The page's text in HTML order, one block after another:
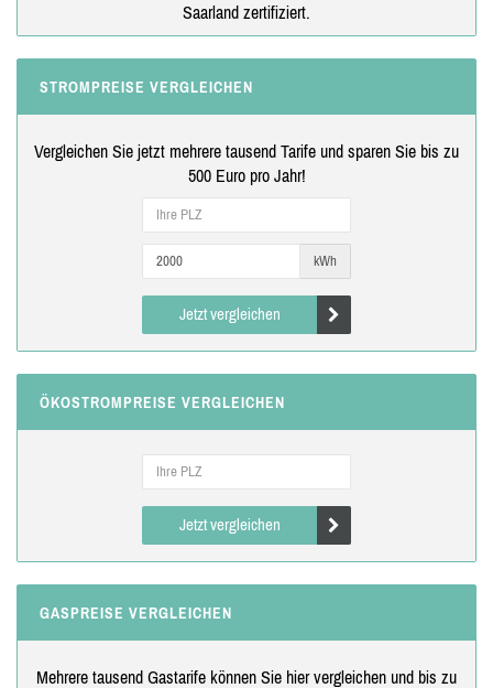
Saarland zertifiziert.
STROMPREISE VERGLEICHEN
Vergleichen Sie jetzt mehrere tausend Tarife und sparen Sie bis zu
500 Euro pro Jahr!
kWh
Jetzt vergleichen
ÖKOSTROMPREISE VERGLEICHEN
Jetzt vergleichen
GASPREISE VERGLEICHEN
Mehrere tausend Gastarife können Sie hier vergleichen und bis zu